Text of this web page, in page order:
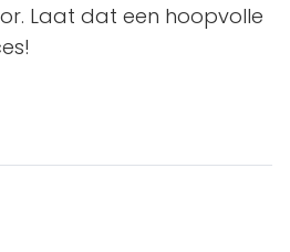
Laat dat een hoopvolle